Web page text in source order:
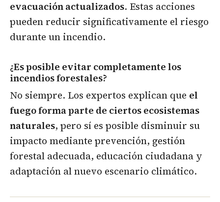
evacuación actualizados. Estas acciones
pueden reducir significativamente el riesgo
durante un incendio.
¿Es posible evitar completamente los
incendios forestales?
No siempre. Los expertos explican que el
fuego forma parte de ciertos ecosistemas
naturales, pero sí es posible disminuir su
impacto mediante prevención, gestión
forestal adecuada, educación ciudadana y
adaptación al nuevo escenario climático.